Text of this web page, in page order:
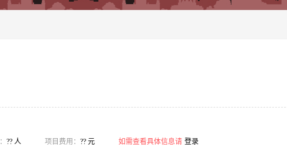
?? 人 项目费用： ?? 元 如需查看具体信息请 登录